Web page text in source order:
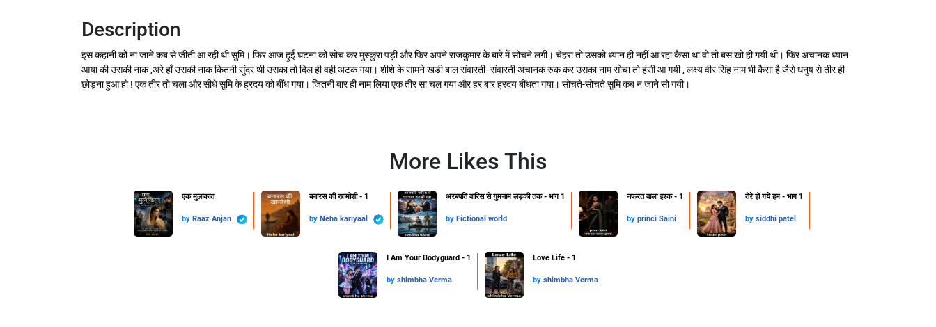
Description
इस कहानी को ना जाने कब से जीती आ रही थी सुमि। फिर आज हुई घटना को सोच कर मुस्कुरा पड़ी और फिर अपने राजकुमार के बारे में सोचने लगी। चेहरा तो उसको ध्यान ही नहीं आ रहा कैसा था वो तो बस खो ही गयी थी। फिर अचानक ध्यान
आया की उसकी नाक ,अरे हाँ उसकी नाक कितनी सुंदर थी उसका तो दिल ही वही अटक गया। शीशे के सामने खडी बाल संवारती -संवारती अचानक रुक कर उसका नाम सोचा तो हंसी आ गयी , लक्ष्य वीर सिंह नाम भी कैसा है जैसे धनुष से तीर ही
छोड़ना हुआ हो ! एक तीर तो चला और सीधे सुमि के ह्रदय को बींध गया। जितनी बार ही नाम लिया एक तीर सा चल गया और हर बार ह्रदय बींधता गया। सोचते-सोचते सुमि कब न जाने सो गयी।
More Likes This
एक मुलाकात
by Raaz Anjan
बनारस की ख़ामोशी - 1
by Neha kariyaal
अरबपति वारिस से गुमनाम लड़की तक - भाग 1
by Fictional world
नफरत वाला इश्क - 1
by princi Saini
तेरे हो गये हम - भाग 1
by siddhi patel
I Am Your Bodyguard - 1
by shimbha Verma
Love Life - 1
by shimbha Verma